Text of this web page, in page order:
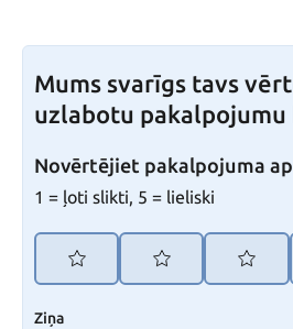
Mums svarīgs tavs
uzlabotu
Novērtējiet pakalpojuma
1 = ļoti slikti, 5 = lieliski
Ziņa